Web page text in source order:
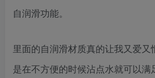
自润滑功能。
里面的自润滑材质真的让我又爱又
是在不方便的时候沾点水就可以满